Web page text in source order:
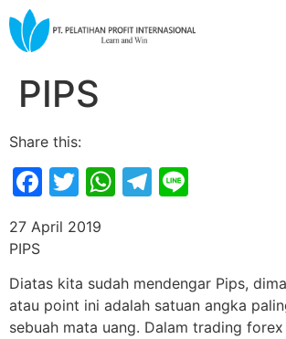
PIPS
Share this:
Facebook
Twitter
WhatsApp
Telegram
27 April 2019
PIPS
Diatas kita sudah mendengar Pips,
atau point ini adalah satuan angka
sebuah mata uang. Dalam trading